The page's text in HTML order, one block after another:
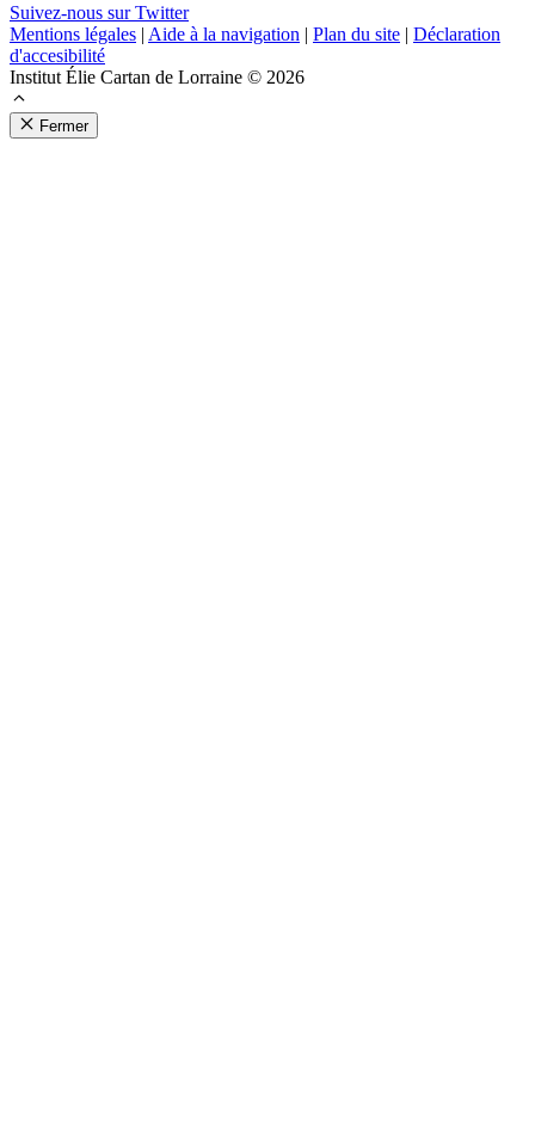
Suivez-nous sur Twitter
Mentions légales | Aide à la navigation | Plan du site | Déclaration
d'accesibilité
Institut Élie Cartan de Lorraine © 2026
Fermer